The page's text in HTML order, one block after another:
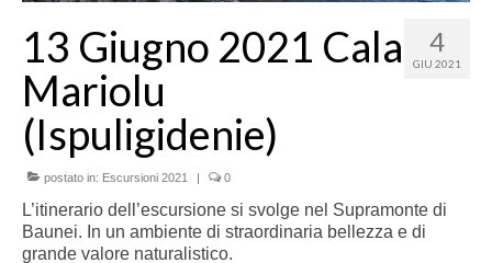
4
GIU 2021
13 Giugno 2021 Cala
Mariolu
(Ispuligidenie)
postato in: Escursioni 2021 | 0
L’itinerario dell’escursione si svolge nel Supramonte di
Baunei. In un ambiente di straordinaria bellezza e di
grande valore naturalistico.